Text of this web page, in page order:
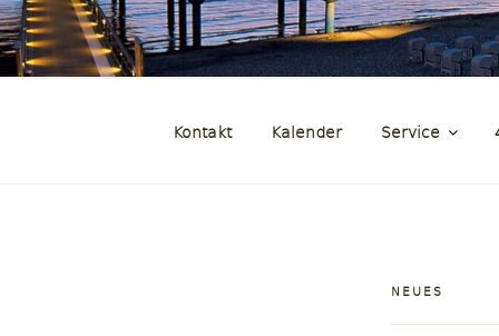
Kontakt Kalender Service
NEUES